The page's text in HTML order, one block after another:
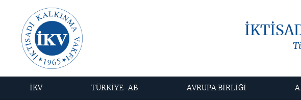
İKV TÜRKİYE-AB AVRUPA BİRLİĞİ